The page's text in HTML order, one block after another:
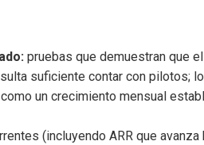
pruebas que demuestran que
suficiente contar con pilotos;
un crecimiento mensual
(incluyendo ARR que avanza